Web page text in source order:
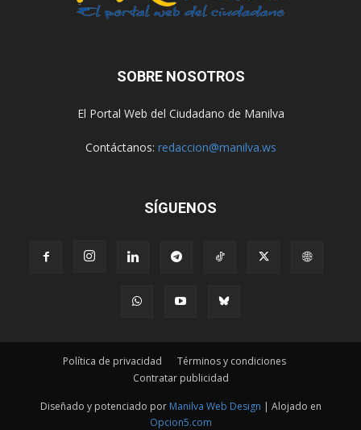
SOBRE NOSOTROS
El Portal Web del Ciudadano de Manilva
Contáctanos: redaccion@manilva.ws
SÍGUENOS
Política de privacidad
Términos y condiciones
Contratar publicidad
Diseñado y potenciado por Manilva Web Design | Alojado en
Opcion5.com